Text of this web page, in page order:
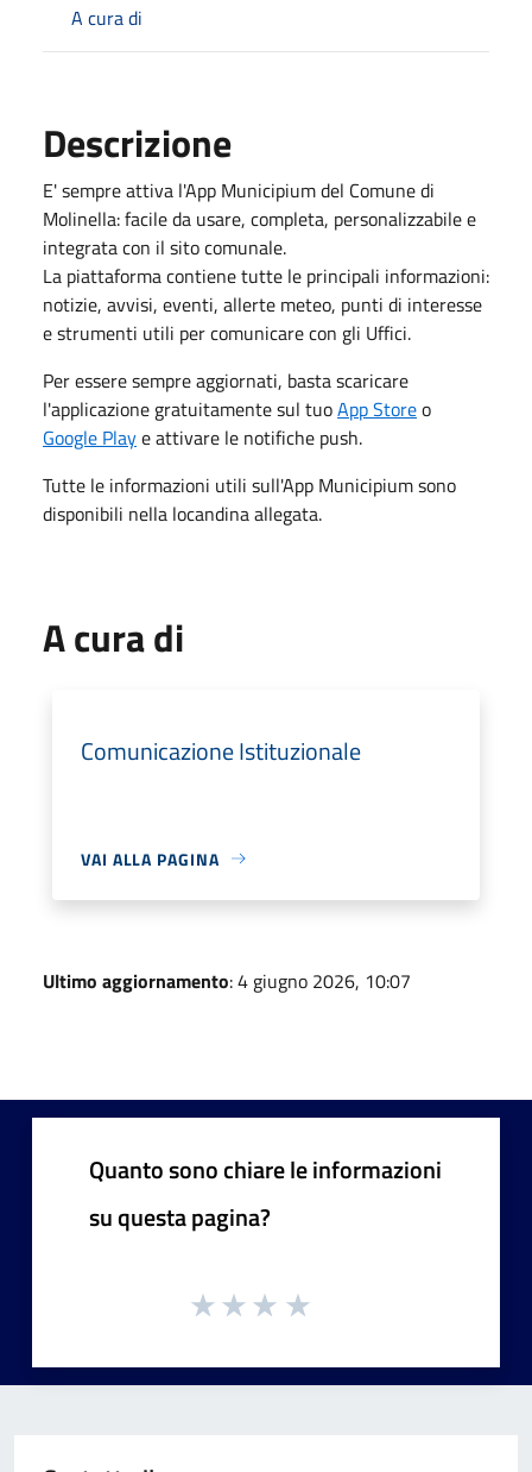
A cura di
Descrizione
E' sempre attiva l'App Municipium del Comune di
Molinella: facile da usare, completa, personalizzabile e
integrata con il sito comunale.
La piattaforma contiene tutte le principali informazioni:
notizie, avvisi, eventi, allerte meteo, punti di interesse
e strumenti utili per comunicare con gli Uffici.
Per essere sempre aggiornati, basta scaricare
l'applicazione gratuitamente sul tuoApp Storeo
Google Playe attivare le notifiche push.
Tutte le informazioni utili sull'App Municipium sono
disponibili nella locandina allegata.
A cura di
Comunicazione Istituzionale
VAI ALLA PAGINA
Ultimo aggiornamento: 4 giugno 2026, 10:07
Quanto sono chiare le informazioni
su questa pagina?